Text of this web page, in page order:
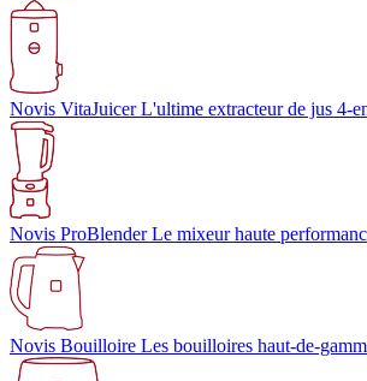
Novis VitaJuicer L'ultime extracteur de jus 4-
Novis ProBlender Le mixeur haute
Novis Bouilloire Les bouilloires haut-de-